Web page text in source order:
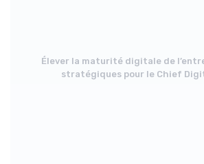
Élever la maturité digitale de
stratégiques pour le Chief